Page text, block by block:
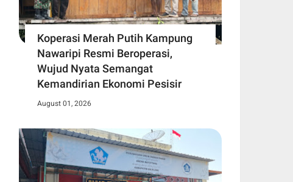
Koperasi Merah Putih Kampung
Nawaripi Resmi Beroperasi,
Wujud Nyata Semangat
Kemandirian Ekonomi Pesisir
August 01, 2026